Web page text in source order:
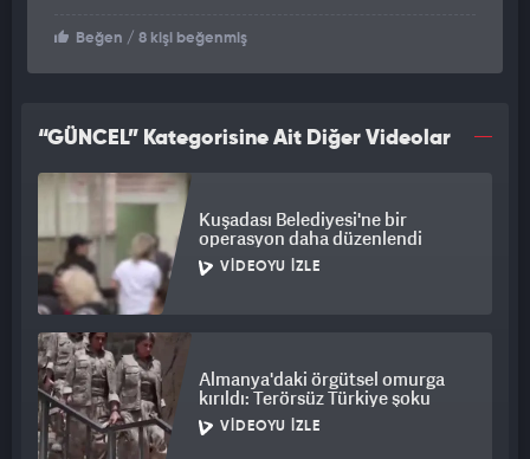
Beğen / 8 kişi beğenmiş
“GÜNCEL” Kategorisine Ait Diğer Videolar
Kuşadası Belediyesi'ne bir
operasyon daha düzenlendi
VIDEOYU İZLE
Almanya'daki örgütsel omurga
kırıldı: Terörsüz Türkiye şoku
VIDEOYU İZLE